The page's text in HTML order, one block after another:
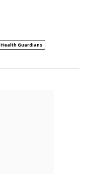
Health Guardians